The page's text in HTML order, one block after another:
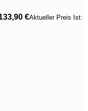
€Aktueller Preis Ist: